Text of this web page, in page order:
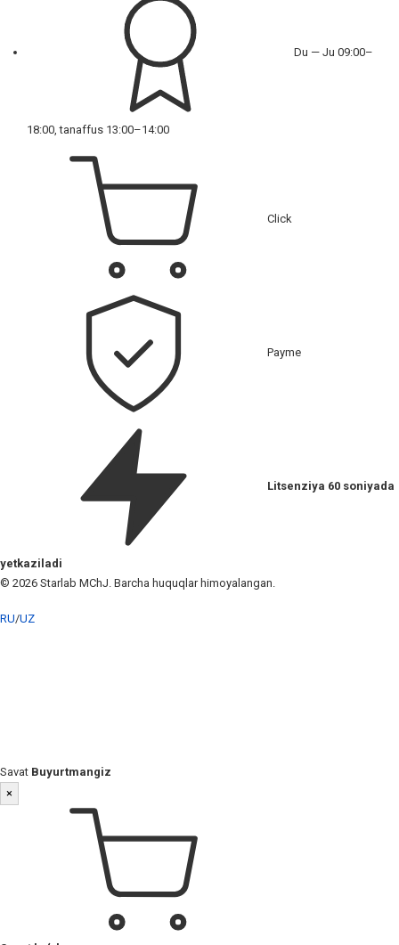
Du — Ju 09:00–
18:00, tanaffus 13:00–14:00
Click
Payme
Litsenziya 60 soniyada
yetkaziladi
© 2026 Starlab MChJ. Barcha huquqlar himoyalangan.
RU/UZ
Savat Buyurtmangiz
×